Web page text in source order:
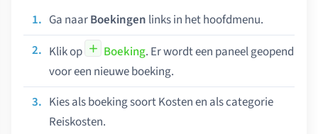
Ga naarBoekingen links in het hoofdmenu.
Klik op
Boeking. Er wordt een paneel geopend
voor een nieuwe boeking.
Kies als boeking soort Kosten en als categorie
Reiskosten.